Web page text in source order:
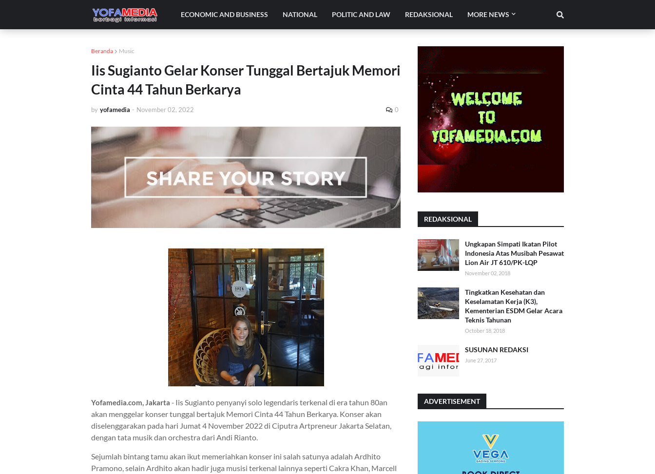
ECONOMIC AND BUSINESS NATIONAL POLITIC AND LAW REDAKSIONAL MORE NEWS
Beranda Music
Iis Sugianto Gelar Konser Tunggal Bertajuk Memori
Cinta 44 Tahun Berkarya
by yofamedia - November 02, 2022 0
Yofamedia.com, Jakarta - Iis Sugianto penyanyi solo legendaris terkenal di era tahun 80an
akan menggelar konser tunggal bertajuk Memori Cinta 44 Tahun Berkarya. Konser akan
diselenggarakan pada hari Jumat 4 November 2022 di Ciputra Artpreneur Jakarta Selatan,
dengan tata musik dan orchestra dari Andi Rianto.
Sejumlah bintang tamu akan ikut memeriahkan konser ini salah satunya adalah Ardhito
Pramono, selain Ardhito akan hadir juga musisi terkenal lainnya seperti Cakra Khan, Marcell
REDAKSIONAL
Ungkapan Simpati Ikatan Pilot
Indonesia Atas Musibah Pesawat
Lion Air JT 610/PK-LQP
November 02, 2018
Tingkatkan Kesehatan dan
Keselamatan Kerja (K3),
Kementerian ESDM Gelar Acara
Teknis Tahunan
October 18, 2018
SUSUNAN REDAKSI
June 27, 2017
ADVERTISEMENT